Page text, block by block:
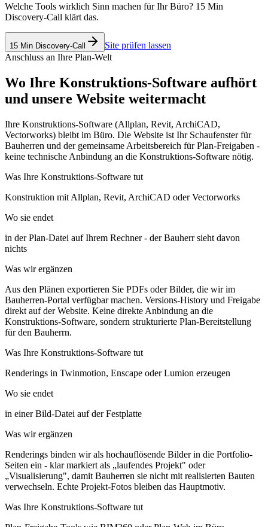
Welche Tools wirklich Sinn machen für Ihr Büro? 15 Min
Discovery-Call klärt das.
15 Min Discovery-Call
Site prüfen lassen
Anschluss an Ihre Plan-Welt
Wo Ihre Konstruktions-Software aufhört
und unsere Website weitermacht
Ihre Konstruktions-Software (Allplan, Revit, ArchiCAD,
Vectorworks) bleibt im Büro. Die Website ist Ihr Schaufenster für
Bauherren und der gemeinsame Arbeitsbereich für Plan-Freigaben -
keine technische Anbindung an die Konstruktions-Software nötig.
Was Ihre Konstruktions-Software tut
Konstruktion mit Allplan, Revit, ArchiCAD oder Vectorworks
Wo sie endet
in der Plan-Datei auf Ihrem Rechner - der Bauherr sieht davon
nichts
Was wir ergänzen
Aus den Plänen exportieren Sie PDFs oder Bilder, die wir im
Bauherren-Portal verfügbar machen. Versions-History und Freigabe
direkt auf der Website. Keine direkte Anbindung an die
Konstruktions-Software, sondern strukturierte Plan-Bereitstellung
für den Bauherrn.
Was Ihre Konstruktions-Software tut
Renderings in Twinmotion, Enscape oder Lumion erzeugen
Wo sie endet
in einer Bild-Datei auf der Festplatte
Was wir ergänzen
Renderings binden wir als hochauflösende Bilder in die Portfolio-
Seiten ein - klar markiert als „laufendes Projekt" oder
„Visualisierung", damit Bauherren sie nicht mit realisierten Bauten
verwechseln. Echte Projekt-Fotos bleiben das Hauptmotiv.
Was Ihre Konstruktions-Software tut